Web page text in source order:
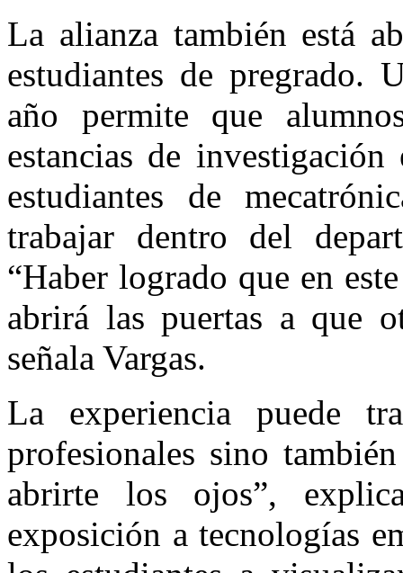
La alianza también está
estudiantes de pregrado.
año permite que
estancias de
estudiantes de
trabajar dentro del
“Haber logrado que en
abrirá las puertas a que
señala Vargas.
La experiencia puede
profesionales sino
abrirte los ojos”,
exposición a tecnologías